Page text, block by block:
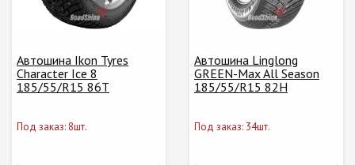
Автошина Ikon Tyres
Character Ice 8
185/55/R15 86T
Под заказ: 8шт.
Автошина Linglong
GREEN-Max All Season
185/55/R15 82H
Под заказ: 34шт.